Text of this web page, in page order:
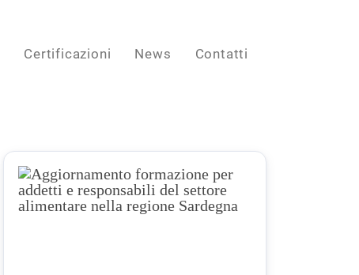
Certificazioni News Contatti